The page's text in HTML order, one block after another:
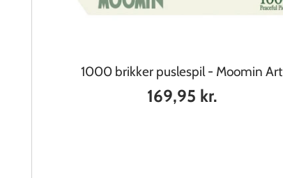
1000 brikker puslespil - Moomin Art
169,95 kr.